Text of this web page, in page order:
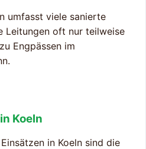
umfasst viele sanierte
Leitungen oft nur teilweise
Engpässen im
Koeln
in Koeln sind die